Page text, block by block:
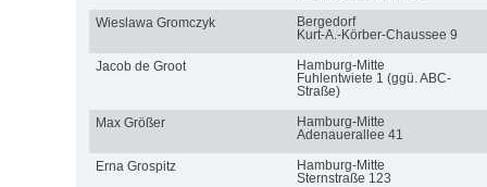
Wieslawa Gromczyk
Bergedorf
Kurt-A.-Körber-Chaussee 9
Jacob de Groot
Hamburg-Mitte
Fuhlentwiete 1 (ggü. ABC-
Straße)
Max Größer
Hamburg-Mitte
Adenauerallee 41
Erna Grospitz
Hamburg-Mitte
Sternstraße 123